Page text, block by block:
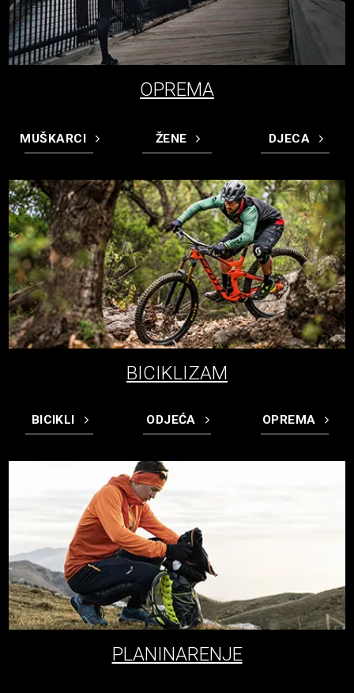
OPREMA
MUŠKARCI ŽENE DJECA
BICIKLIZAM
BICIKLI ODJEĆA OPREMA
PLANINARENJE